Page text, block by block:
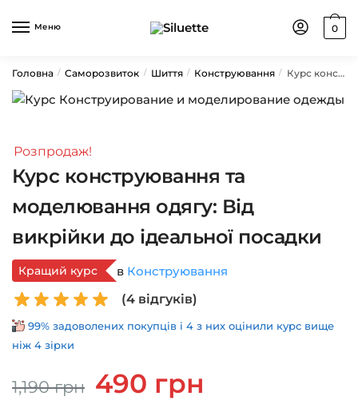
Меню 0
Головна / Саморозвиток / Шиття / Конструювання / Курс конструювання та моделювання одягу: Від викрійки до ідеальної посадки
Розпродаж!
Курс конструювання та
моделювання одягу: Від
викрійки до ідеальної посадки
Кращий курс в Конструювання
(4відгуків)
99% задоволених покупців і 4 з них оцінили курс вище
ніж 4 зірки
1,190грн
Оригінальна
ціна:
490 грн